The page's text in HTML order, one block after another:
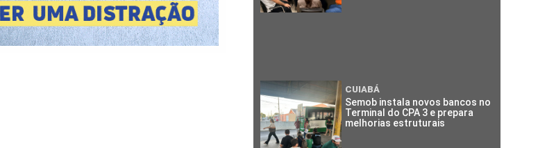
CUIABÁ
Semob instala novos bancos no
Terminal do CPA 3 e prepara
melhorias estruturais